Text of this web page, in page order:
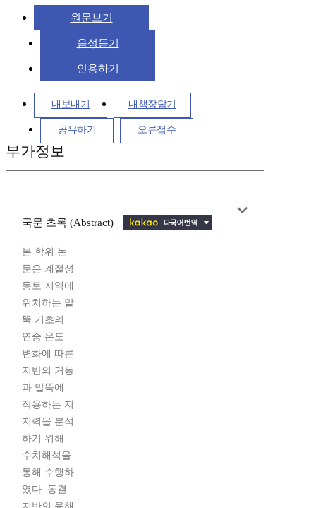
원문보기
음성듣기
인용하기
내보내기 내책장담기
공유하기 오류접수
부가정보
국문 초록 (Abstract)
본 학위 논
문은 계절성
동토 지역에
위치하는 말
뚝 기초의
연중 온도
변화에 따른
지반의 거동
과 말뚝에
작용하는 지
지력을 분석
하기 위해
수치해석을
통해 수행하
였다. 동결